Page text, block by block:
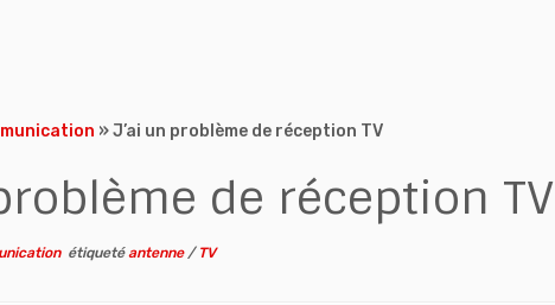
»J’ai un problème de réception TV
de réception TV
étiquetéantenne / TV